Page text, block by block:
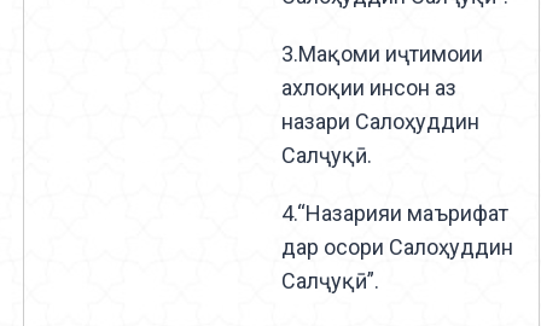
3.Мақоми иҷтимоии
ахлоқии инсон аз
назари Салоҳуддин
Салҷуқӣ.
4.“Назарияи маърифат
дар осори Салоҳуддин
Салҷуқӣ”.